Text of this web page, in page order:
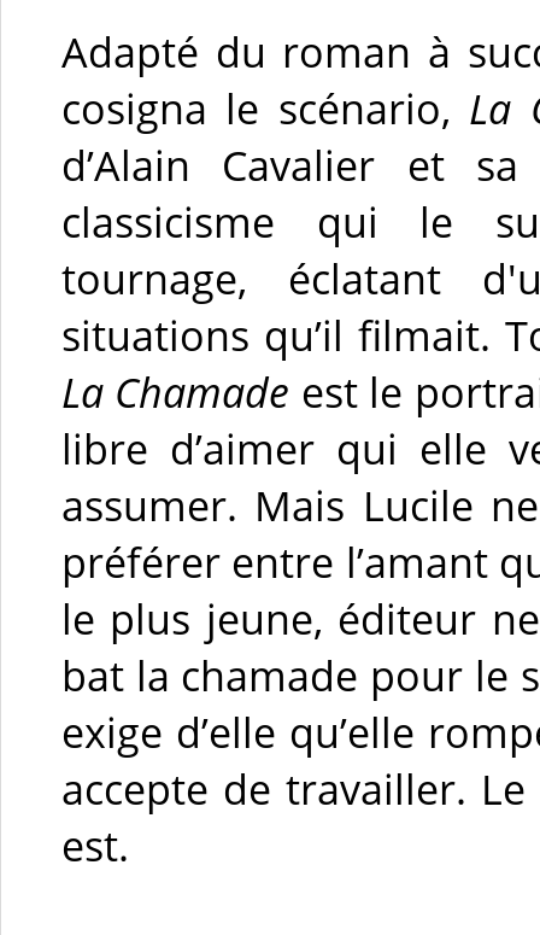
Adapté du roman à
cosigna le scénario, La
d’Alain Cavalier et
classicisme qui le
tournage, éclatant
situations qu’il filmait.
La Chamade est le
libre d’aimer qui elle
assumer. Mais Lucile
préférer entre l’amant
le plus jeune, éditeur
bat la chamade pour le
exige d’elle qu’elle
accepte de travailler.
est.